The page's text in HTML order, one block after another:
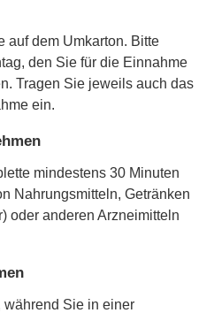
auf dem Umkarton. Bitte
den Sie für die Einnahme
Tragen Sie jeweils auch das
ein.
mindestens 30 Minuten
Nahrungsmitteln, Getränken
oder anderen Arzneimitteln
während Sie in einer